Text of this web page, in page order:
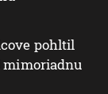
pohltil
mimoriadnu